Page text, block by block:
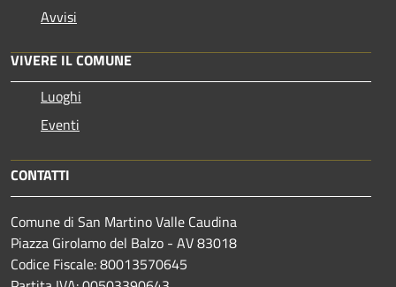
Avvisi
VIVERE IL COMUNE
Luoghi
Eventi
CONTATTI
Comune di San Martino Valle Caudina
Piazza Girolamo del Balzo - AV 83018
Codice Fiscale: 80013570645